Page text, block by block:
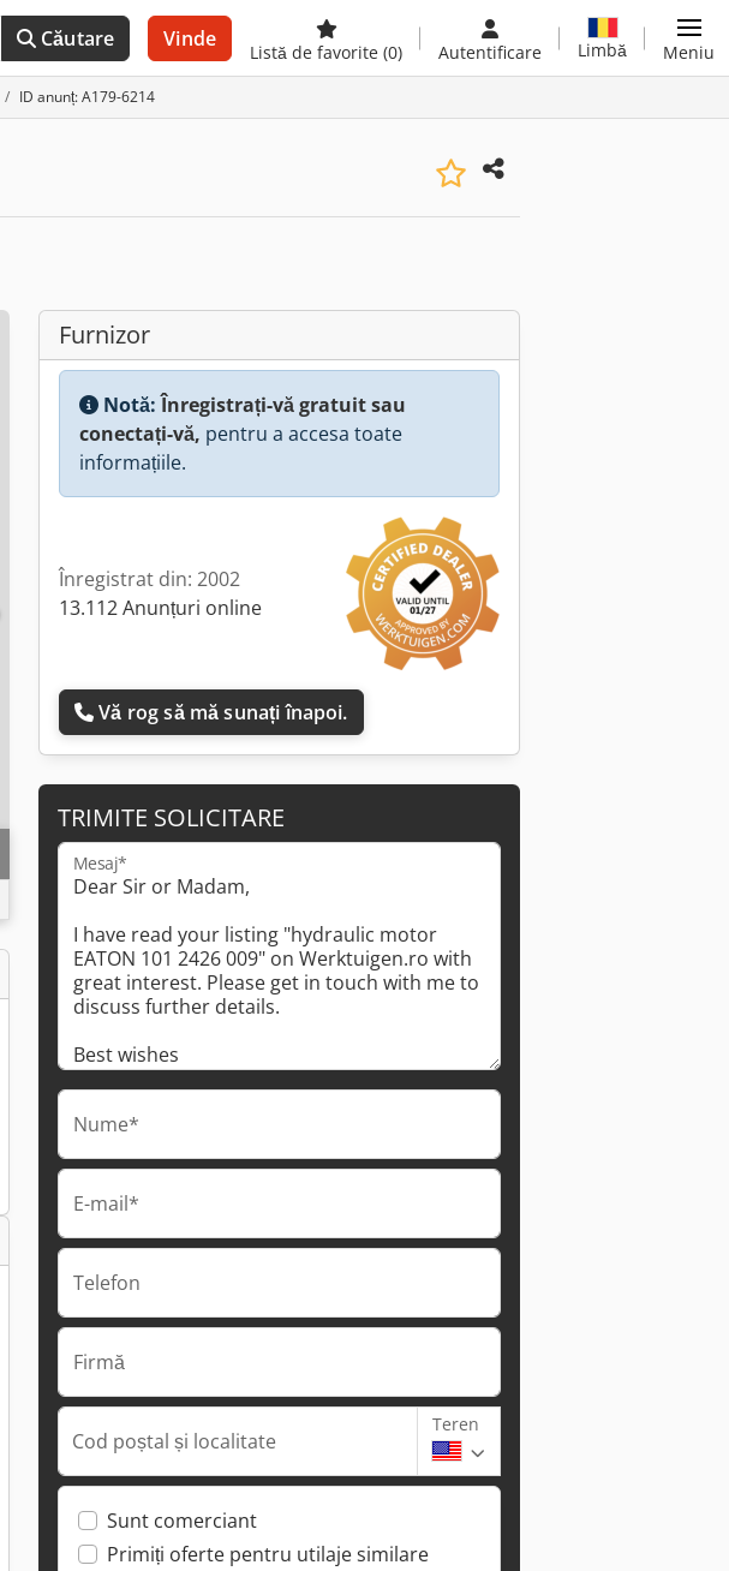
Căutare Vinde
Listă de favorite (0) Autentificare Limbă Meniu
ID anunț: A179-6214
Furnizor
Notă:Înregistrați-vă gratuit sau
conectați-vă, pentru a accesa toate
informațiile.
Înregistrat din: 2002
13.112 Anunțuri online
Vă rog să mă sunați înapoi.
TRIMITE SOLICITARE
Mesaj*
Nume*
E-mail*
Telefon
Firmă
Cod poștal și localitate
Teren
Sunt comerciant
Primiți oferte pentru utilaje similare